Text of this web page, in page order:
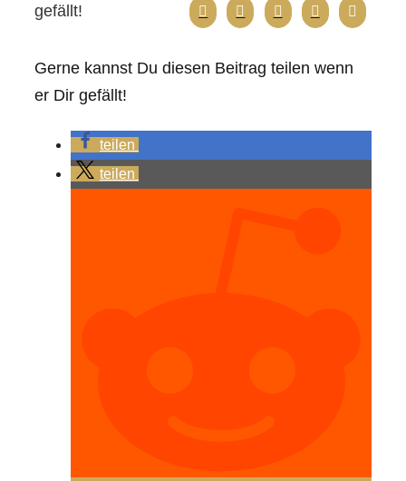
gefällt!
Gerne kannst Du diesen Beitrag teilen wenn
er Dir gefällt!
teilen
teilen